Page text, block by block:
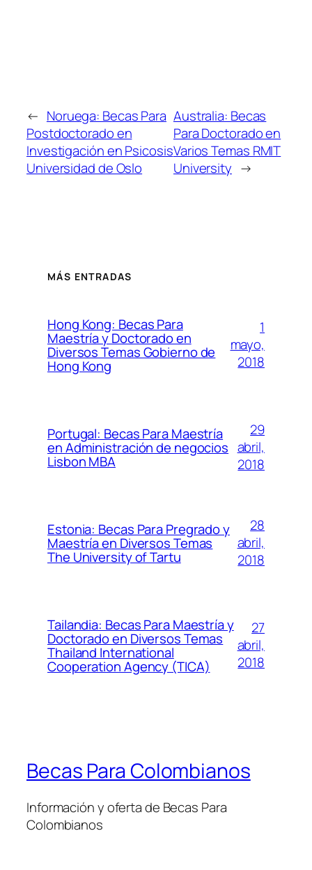
← Noruega: Becas Para
Postdoctorado en
Investigación en Psicosis
Universidad de Oslo
Australia: Becas
Para Doctorado en
Varios Temas RMIT
University →
MÁS ENTRADAS
Hong Kong: Becas Para
Maestría y Doctorado en
Diversos Temas Gobierno de
Hong Kong
1
mayo,
2018
Portugal: Becas Para Maestría
en Administración de negocios
Lisbon MBA
29
abril,
2018
Estonia: Becas Para Pregrado y
Maestría en Diversos Temas
The University of Tartu
28
abril,
2018
Tailandia: Becas Para Maestría y
Doctorado en Diversos Temas
Thailand International
Cooperation Agency (TICA)
27
abril,
2018
Becas Para Colombianos
Información y oferta de Becas Para
Colombianos